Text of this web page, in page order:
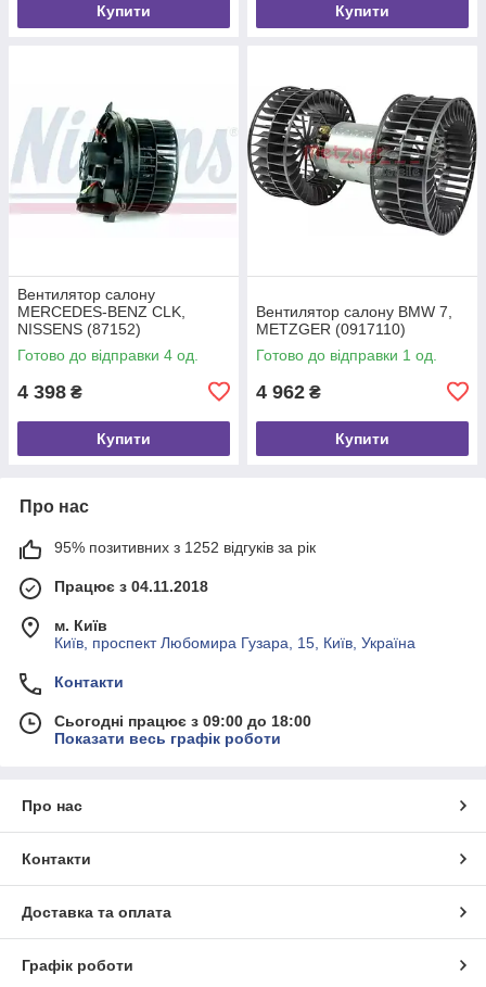
Купити Купити
Вентилятор салону
MERCEDES-BENZ CLK,
NISSENS (87152)
Готово до відправки 4 од.
4 398 ₴
Купити
Вентилятор салону BMW 7,
METZGER (0917110)
Готово до відправки 1 од.
4 962 ₴
Купити
Про нас
95% позитивних з 1252 відгуків за рік
Працює з 04.11.2018
м. Київ
Київ, проспект Любомира Гузара, 15, Київ, Україна
Контакти
Сьогодні працює з 09:00 до 18:00
Показати весь графік роботи
Про нас
Контакти
Доставка та оплата
Графік роботи